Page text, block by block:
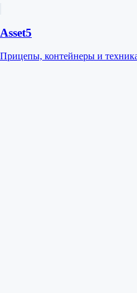
Asset5
Прицепы, контейнеры и